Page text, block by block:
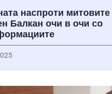
наспроти митовите
Балкан очи в очи со